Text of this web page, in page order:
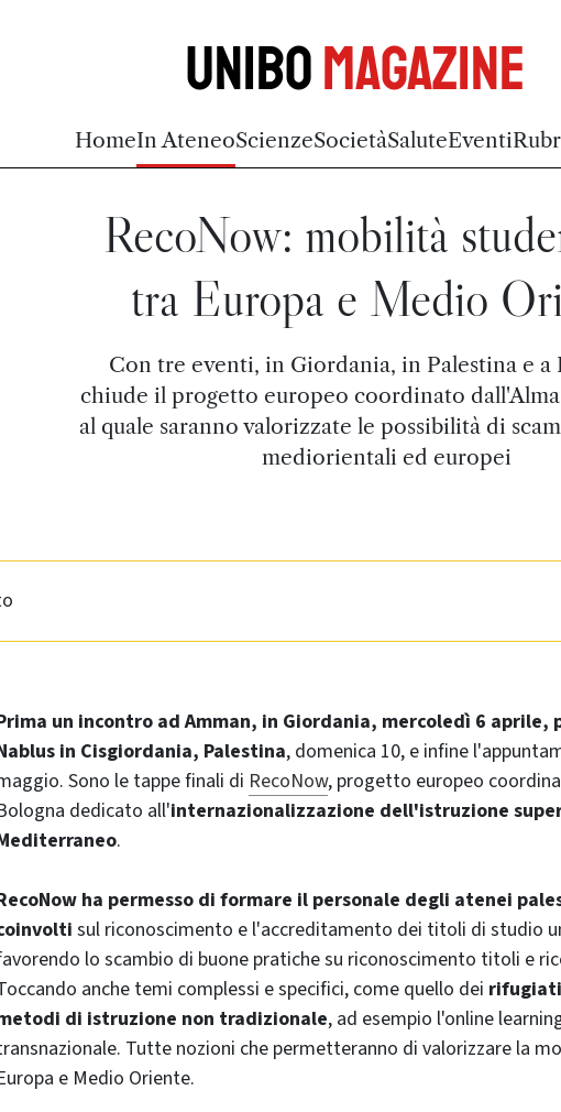
UniboMagazine
HomeIn AteneoScienzeSocietàSaluteEventi
RecoNow: mobilità
tra Europa e Medio
Con tre eventi, in Giordania, in Palestina e a
chiude il progetto europeo coordinato
al quale saranno valorizzate le possibilità di
mediorientali ed europei
un incontro ad Amman, in Giordania, mercoledì 6 aprile,
in Cisgiordania, Palestina, domenica 10, e infine
Sono le tappe finali di RecoNow, progetto europeo
dedicato all'internazionalizzazione dell'istruzione
.
ha permesso di formare il personale degli atenei
sul riconoscimento e l'accreditamento dei titoli di studio
lo scambio di buone pratiche su riconoscimento titoli e
anche temi complessi e specifici, come quello dei rifugiati
di istruzione non tradizionale, ad esempio l'online
Tutte nozioni che permetteranno di valorizzare la
e Medio Oriente.